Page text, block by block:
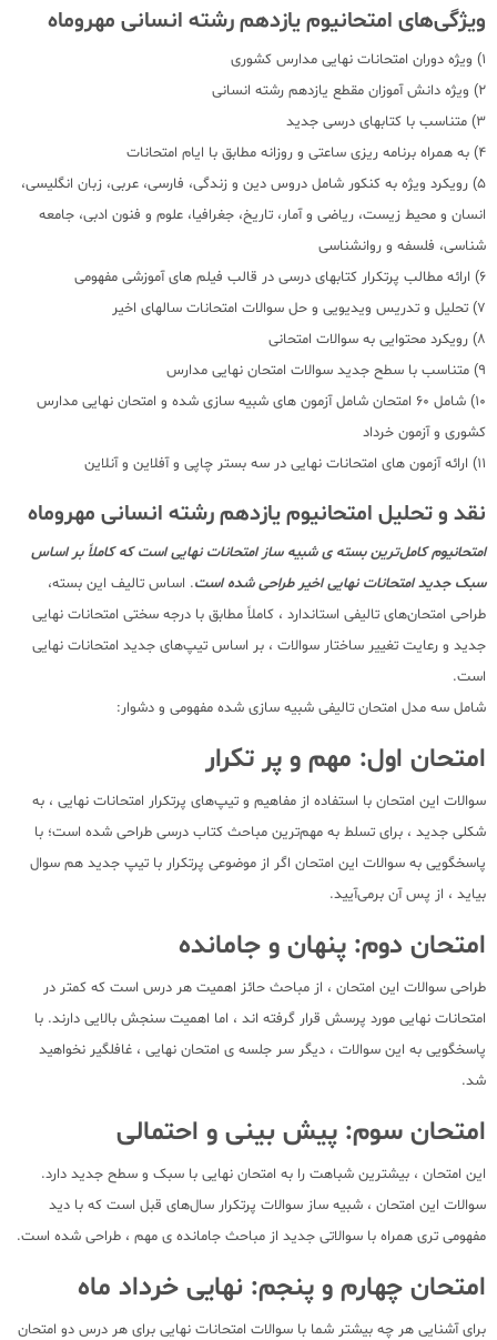
ویژگی‌‎های امتحانیوم یازدهم رشته انسانی مهروماه
1) ویژه دوران امتحانات نهایی مدارس کشوری
2) ویژه دانش آموزان مقطع یازدهم رشته انسانی
3) متناسب با کتابهای درسی جدید
4) به همراه برنامه ریزی ساعتی و روزانه مطابق با ایام امتحانات
5) رویکرد ویژه به کنکور شامل دروس دین و زندگی، فارسی، عربی، زبان انگلیسی،
انسان و محیط زیست، ریاضی و آمار، تاریخ، جغرافیا، علوم و فنون ادبی، جامعه
شناسی، فلسفه و روانشناسی
6) ارائه مطالب پرتکرار کتابهای درسی در قالب فیلم های آموزشی مفهومی
7) تحلیل و تدریس ویدیویی و حل سوالات امتحانات سالهای اخیر
8) رویکرد محتوایی به سوالات امتحانی
9) متناسب با سطح جدید سوالات امتحان نهایی مدارس
10) شامل 60 امتحان شامل آزمون های شبیه سازی شده و امتحان نهایی مدارس
کشوری و آزمون خرداد
11) ارائه آزمون های امتحانات نهایی در سه بستر چاپی و آفلاین و آنلاین
نقد و تحلیل امتحانیوم یازدهم رشته انسانی مهروماه
امتحانیوم کامل‌ترین بسته ی شبیه ساز امتحانات نهایی است که کاملاً بر اساس
سبک جدید امتحانات نهایی اخیر طراحی شده است. اساس تالیف این بسته،
طراحی امتحان‌های تالیفی استاندارد ، کاملاً مطابق با درجه سختی امتحانات نهایی
جدید و رعایت تغییر ساختار سوالات ، بر اساس تیپ‌های جدید امتحانات نهایی
است.
شامل سه مدل امتحان تالیفی شبیه سازی شده مفهومی و دشوار:
امتحان اول: مهم و پر تکرار
سوالات این امتحان با استفاده از مفاهیم و تیپ‌های پرتکرار امتحانات نهایی ، به
شکلی جدید ، برای تسلط به مهم‌ترین مباحث کتاب درسی طراحی شده است؛ با
پاسخگویی به سوالات این امتحان اگر از موضوعی پرتکرار با تیپ جدید هم سوال
بیاید ، از پس آن برمی‌آیید.
امتحان دوم: پنهان و جامانده
طراحی سوالات این امتحان ، از مباحث حائز اهمیت هر درس است که کمتر در
امتحانات نهایی مورد پرسش قرار گرفته اند ، اما اهمیت سنجش بالایی دارند. با
پاسخگویی به این سوالات ، دیگر سر جلسه ی امتحان نهایی ، غافلگیر نخواهید
شد.
امتحان سوم: پیش بینی و احتمالی
این امتحان ، بیشترین شباهت را به امتحان نهایی با سبک و سطح جدید دارد.
سوالات این امتحان ، شبیه ساز سوالات پرتکرار سال‌های قبل است که با دید
مفهومی تری همراه با سوالاتی جدید از مباحث جامانده ی مهم ، طراحی شده است.
امتحان چهارم و پنجم: نهایی خرداد ماه
برای آشنایی هر چه بیشتر شما با سوالات امتحانات نهایی برای هر درس دو امتحان